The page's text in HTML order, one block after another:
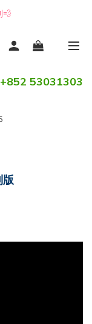
💨
53031303